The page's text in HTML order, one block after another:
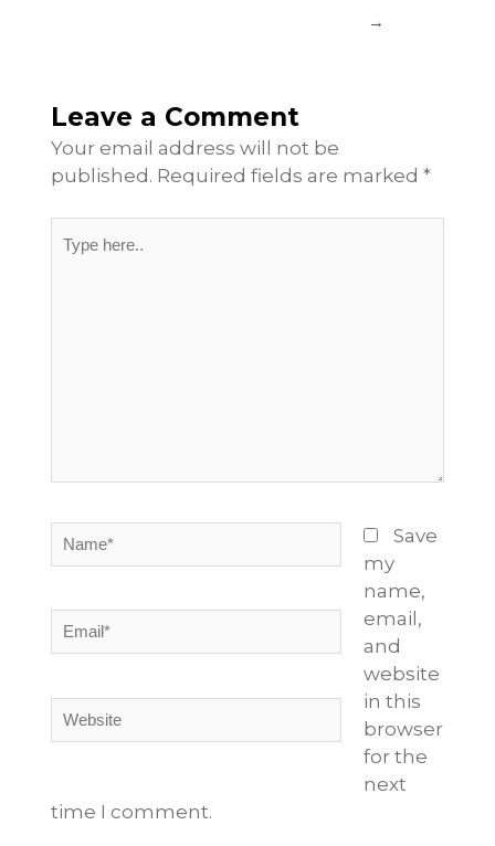
→
Leave a Comment
Your email address will not be
published. Required fields are marked *
here..
Name*
Email*
Website
Save
my
name,
email,
and
website
in this
browser
for the
next
time I comment.